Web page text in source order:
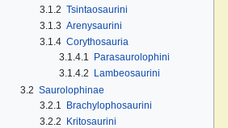
3.1.2 Tsintaosaurini
3.1.3 Arenysaurini
3.1.4 Corythosauria
3.1.4.1
Parasaurolophini
3.1.4.2
Lambeosaurini
3.2 Saurolophinae
3.2.1
Brachylophosaurini
3.2.2 Kritosaurini